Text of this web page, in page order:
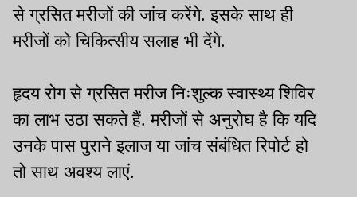
से ग्रसित मरीजों की जांच करेंगे. इसके साथ ही
मरीजों को चिकित्सीय सलाह भी देंगे.
हृदय रोग से ग्रसित मरीज निःशुल्क स्वास्थ्य शिविर
का लाभ उठा सकते हैं. मरीजों से अनुरोघ है कि यदि
उनके पास पुराने इलाज या जांच संबंधित रिपोर्ट हो
तो साथ अवश्य लाएं.